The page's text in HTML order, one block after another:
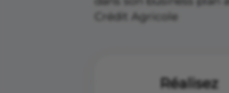
Crédit Agricole
Réalisez